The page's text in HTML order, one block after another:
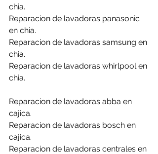
chia.
Reparacion de lavadoras panasonic
en chia.
Reparacion de lavadoras samsung en
chia.
Reparacion de lavadoras whirlpool en
chia.
Reparacion de lavadoras abba en
cajica.
Reparacion de lavadoras bosch en
cajica.
Reparacion de lavadoras centrales en